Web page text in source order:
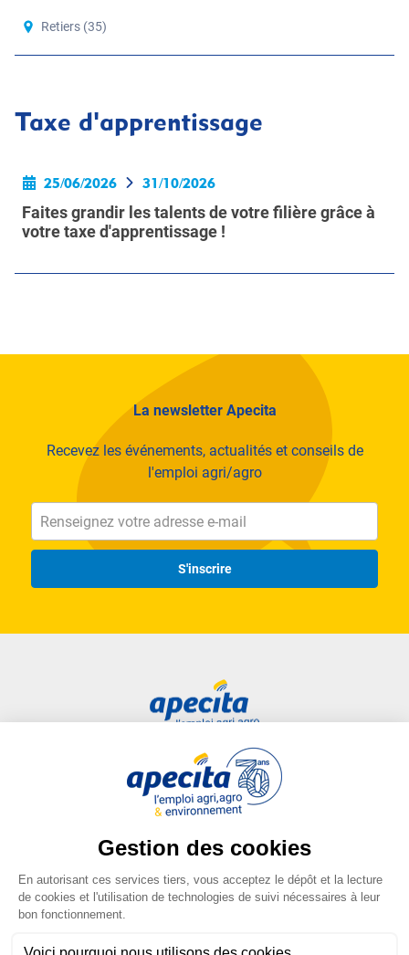
Retiers (35)
Taxe d'apprentissage
25/06/2026 31/10/2026
Faites grandir les talents de votre filière grâce à
votre taxe d'apprentissage !
La newsletter Apecita
Recevez les événements, actualités et conseils de
l'emploi agri/agro
S'inscrire
Entreprise
Centre de formation
Liens utiles
Plan du site
FAQ